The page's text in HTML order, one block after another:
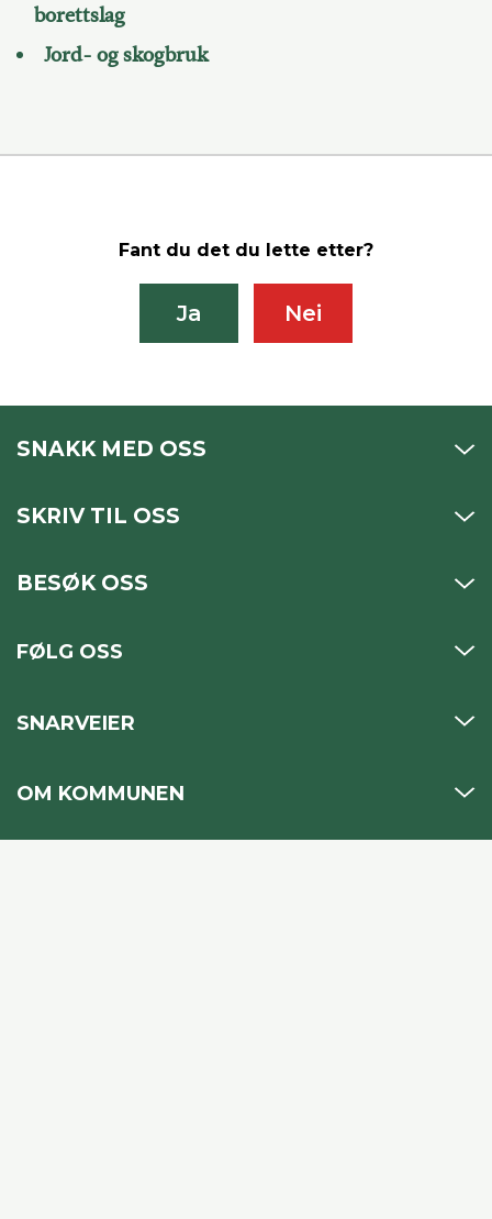
borettslag
Jord- og skogbruk
Fant du det du lette etter?
Ja Nei
SNAKK MED OSS
SKRIV TIL OSS
BESØK OSS
FØLG OSS
SNARVEIER
OM KOMMUNEN